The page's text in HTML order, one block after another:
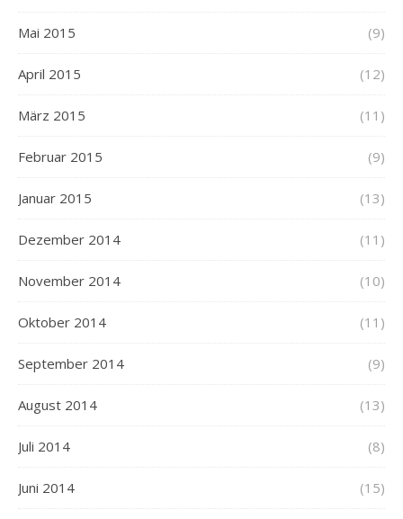
Mai 2015 (9)
April 2015 (12)
März 2015 (11)
Februar 2015 (9)
Januar 2015 (13)
Dezember 2014 (11)
November 2014 (10)
Oktober 2014 (11)
September 2014 (9)
August 2014 (13)
Juli 2014 (8)
Juni 2014 (15)